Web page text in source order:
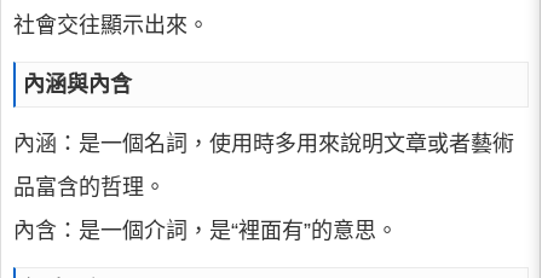
社會交往顯示出來。
內涵與內含
內涵：是一個名詞，使用時多用來說明文章或者藝術
品富含的哲理。
內含：是一個介詞，是“裡面有”的意思。